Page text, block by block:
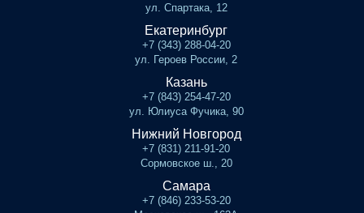
ул. Спартака, 12
Екатеринбург
+7 (343) 288-04-20
ул. Героев России, 2
Казань
+7 (843) 254-47-20
ул. Юлиуса Фучика, 90
Нижний Новгород
+7 (831) 211-91-20
Сормовское ш., 20
Самара
+7 (846) 233-53-20